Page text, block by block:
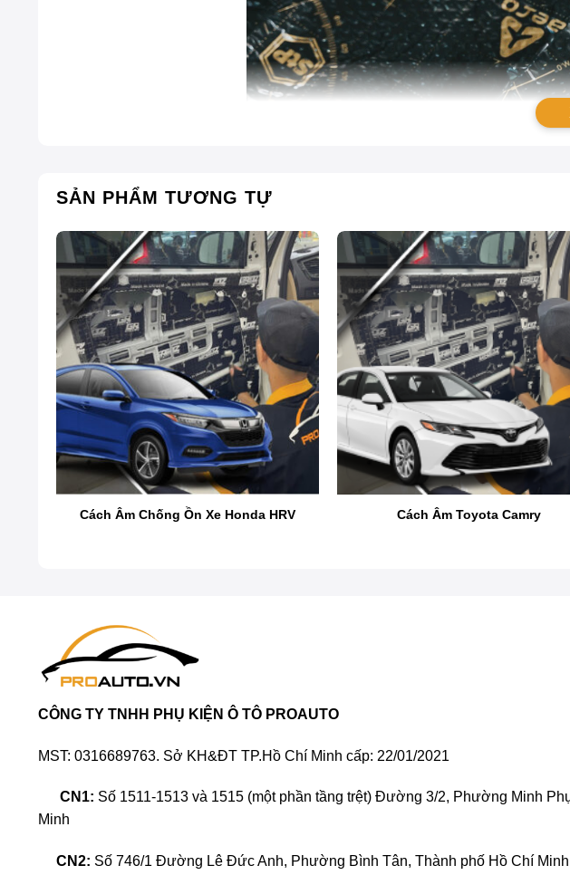
Vật liệu cách âm
Có nên cách âm chống ồn xe Mitsubishi
khoang máy và cabin. Bên cạnh việc sử dụng vật liệu cách âm, việc gia cố
yên tĩnh và thoải mái hơn cho hành khách.
SẢN PHẨM TƯƠNG TỰ
Cách Âm Chống Ồn Xe Honda HRV Cách Âm Toyota Camry
CÔNG TY TNHH PHỤ KIỆN Ô TÔ PROAUTO
MST: 0316689763. Sở KH&ĐT TP.Hồ Chí Minh cấp: 22/01/2021
CN1: Số 1511-1513 và 1515 (một phần tầng trệt) Đường 3/2, Phường Minh
Minh
CN2: Số 746/1 Đường Lê Đức Anh, Phường Bình Tân, Thành phố Hồ Chí